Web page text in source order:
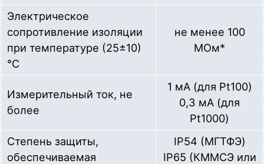
Электрическое
сопротивление изоляции
при температуре (25±10)
°С
не менее 100
МОм*
Измерительный ток, не
более
1 мА (для Pt100)
0,3 мА (для
Pt1000)
Степень защиты,
обеспечиваемая
IP54 (МГТФЭ)
IP65 (КММСЭ или